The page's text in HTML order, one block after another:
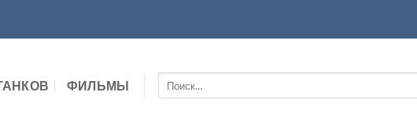
ФИЛЬМЫ Искать: